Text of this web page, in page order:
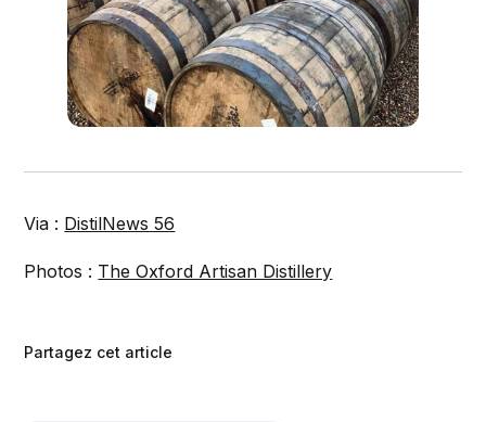
Via : DistilNews 56
Photos : The Oxford Artisan Distillery
Partagez cet article